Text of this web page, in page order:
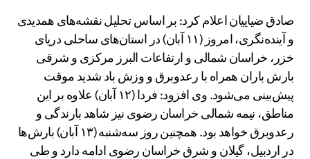
صادق ضیاییان اعلام کرد: بر اساس تحلیل نقشه‌های همدیدی
و آینده‌نگری، امروز (۱۱ آبان) در استان‌های ساحلی دریای
خزر، خراسان شمالی و ارتفاعات البرز مرکزی و شرقی
بارش باران همراه با رعدوبرق و وزش باد شدید موقت
پیش‌بینی می‌شود. وی افزود: فردا (۱۲ آبان) علاوه بر این
مناطق، نیمه شمالی خراسان رضوی نیز شاهد بارندگی و
رعدوبرق خواهد بود. همچنین روز سه‌شنبه (۱۳ آبان) بارش‌ها
در اردبیل، گیلان و شرق خراسان رضوی ادامه دارد و طی